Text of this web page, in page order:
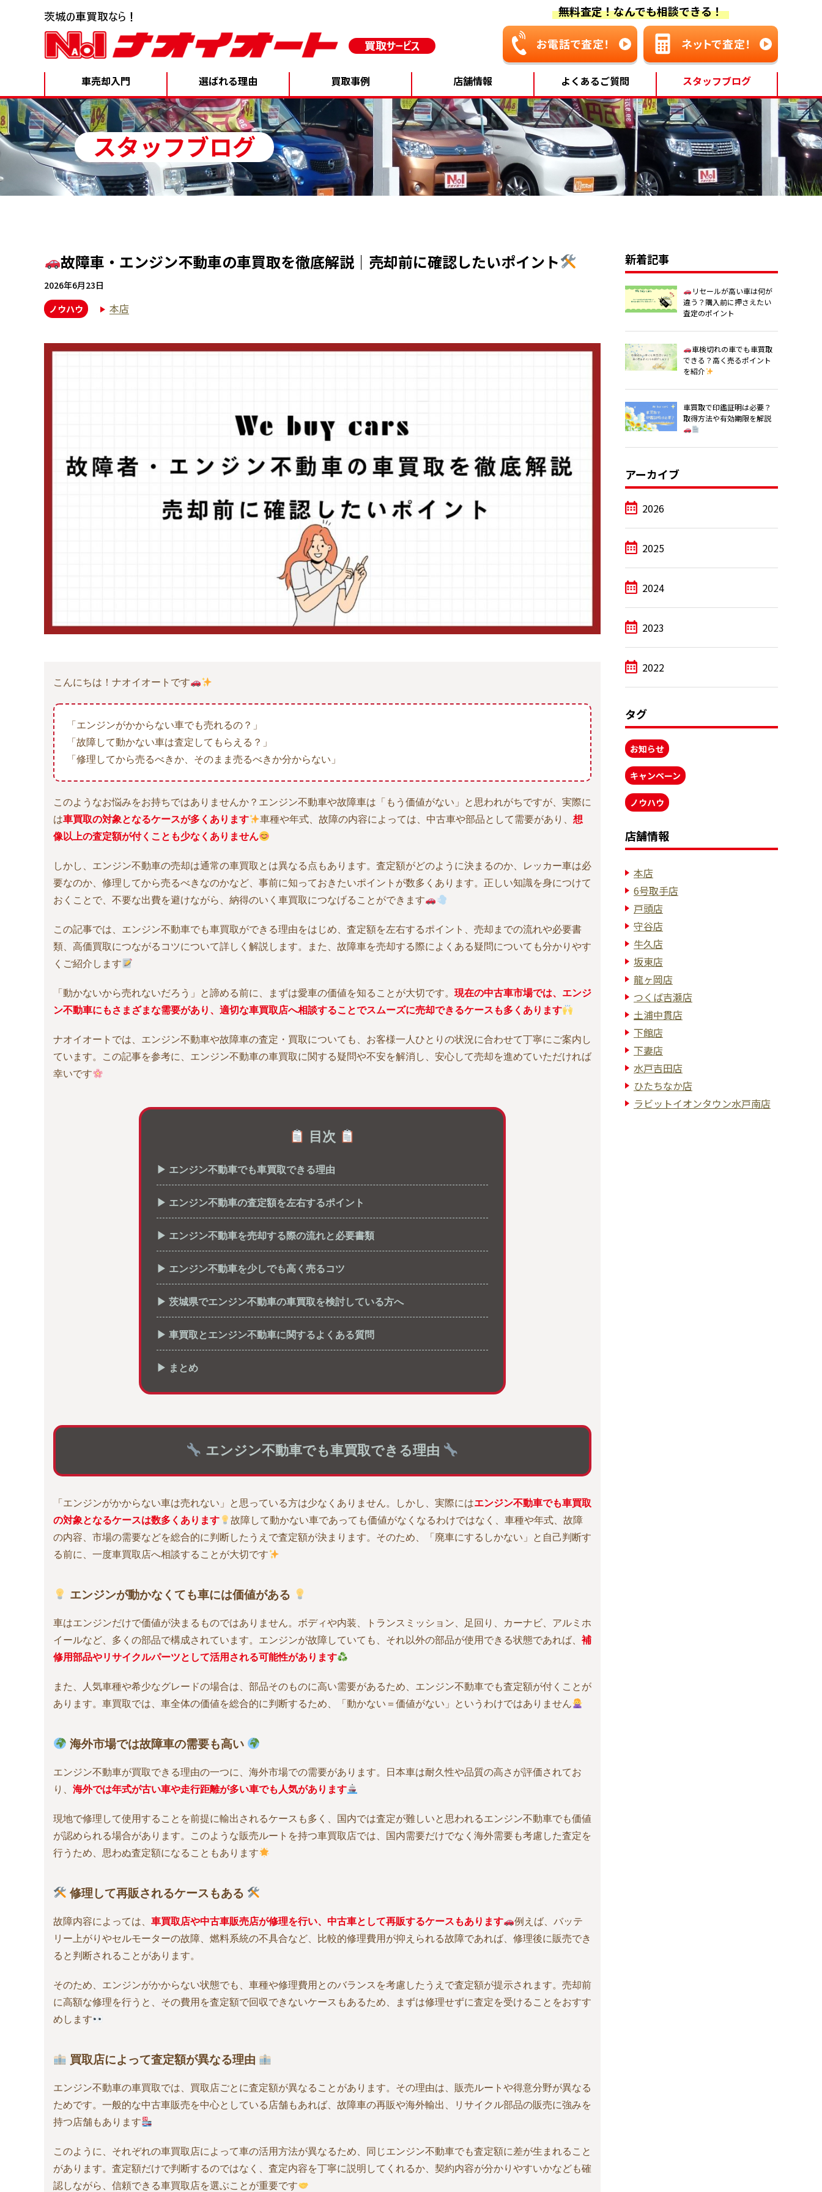
無料査定！なんでも相談できる！
車売却入門 選ばれる理由 買取事例 店舗情報 よくあるご質問 スタッフブログ
スタッフブログ
故障車・エンジン不動車の車買取を徹底解説｜売却前に確認したいポイント
2026年6月23日
ノウハウ
本店
こんにちは！ナオイオートです
「エンジンがかからない車でも売れるの？」
「故障して動かない車は査定してもらえる？」
「修理してから売るべきか、そのまま売るべきか分からない」
このようなお悩みをお持ちではありませんか？エンジン不動車や故障車は「もう価値がない」と思われがちですが、実際に
は車買取の対象となるケースが多くあります 車種や年式、故障の内容によっては、中古車や部品として需要があり、想
像以上の査定額が付くことも少なくありません
しかし、エンジン不動車の売却は通常の車買取とは異なる点もあります。査定額がどのように決まるのか、レッカー車は必
要なのか、修理してから売るべきなのかなど、事前に知っておきたいポイントが数多くあります。正しい知識を身につけて
おくことで、不要な出費を避けながら、納得のいく車買取につなげることができます
この記事では、エンジン不動車でも車買取ができる理由をはじめ、査定額を左右するポイント、売却までの流れや必要書
類、高価買取につながるコツについて詳しく解説します。また、故障車を売却する際によくある疑問についても分かりやす
くご紹介します
「動かないから売れないだろう」と諦める前に、まずは愛車の価値を知ることが大切です。 現在の中古車市場では、エンジ
ン不動車にもさまざまな需要があり、適切な車買取店へ相談することでスムーズに売却できるケースも多くあります
ナオイオートでは、エンジン不動車や故障車の査定・買取についても、お客様一人ひとりの状況に合わせて丁寧にご案内し
ています。この記事を参考に、エンジン不動車の車買取に関する疑問や不安を解消し、安心して売却を進めていただければ
幸いです
目次
▶ エンジン不動車でも車買取できる理由
▶ エンジン不動車の査定額を左右するポイント
▶ エンジン不動車を売却する際の流れと必要書類
▶ エンジン不動車を少しでも高く売るコツ
▶ 茨城県でエンジン不動車の車買取を検討している方へ
▶ 車買取とエンジン不動車に関するよくある質問
▶ まとめ
エンジン不動車でも車買取できる理由
「エンジンがかからない車は売れない」と思っている方は少なくありません。しかし、実際にはエンジン不動車でも車買取
の対象となるケースは数多くあります
故障して動かない車であっても価値がなくなるわけではなく、車種や年式、故障
の内容、市場の需要などを総合的に判断したうえで査定額が決まります。そのため、「廃車にするしかない」と自己判断す
る前に、一度車買取店へ相談することが大切です
エンジンが動かなくても車には価値がある
車はエンジンだけで価値が決まるものではありません。ボディや内装、トランスミッション、足回り、カーナビ、アルミホ
イールなど、多くの部品で構成されています。エンジンが故障していても、それ以外の部品が使用できる状態であれば、 補
修用部品やリサイクルパーツとして活用される可能性があります
また、人気車種や希少なグレードの場合は、部品そのものに高い需要があるため、エンジン不動車でも査定額が付くことが
あります。車買取では、車全体の価値を総合的に判断するため、「動かない＝価値がない」というわけではありません
海外市場では故障車の需要も高い
エンジン不動車が買取できる理由の一つに、海外市場での需要があります。日本車は耐久性や品質の高さが評価されてお
り、 海外では年式が古い車や走行距離が多い車でも人気があります
現地で修理して使用することを前提に輸出されるケースも多く、国内では査定が難しいと思われるエンジン不動車でも価値
が認められる場合があります。このような販売ルートを持つ車買取店では、国内需要だけでなく海外需要も考慮した査定を
行うため、思わぬ査定額になることもあります
修理して再販されるケースもある
故障内容によっては、 車買取店や中古車販売店が修理を行い、中古車として再販するケースもあります
例えば、バッテ
リー上がりやセルモーターの故障、燃料系統の不具合など、比較的修理費用が抑えられる故障であれば、修理後に販売でき
ると判断されることがあります。
そのため、エンジンがかからない状態でも、車種や修理費用とのバランスを考慮したうえで査定額が提示されます。売却前
に高額な修理を行うと、その費用を査定額で回収できないケースもあるため、まずは修理せずに査定を受けることをおすす
めします
買取店によって査定額が異なる理由
エンジン不動車の車買取では、買取店ごとに査定額が異なることがあります。その理由は、販売ルートや得意分野が異なる
ためです。一般的な中古車販売を中心としている店舗もあれば、故障車の再販や海外輸出、リサイクル部品の販売に強みを
持つ店舗もあります
このように、それぞれの車買取店によって車の活用方法が異なるため、同じエンジン不動車でも査定額に差が生まれること
があります。査定額だけで判断するのではなく、査定内容を丁寧に説明してくれるか、契約内容が分かりやすいかなども確
認しながら、信頼できる車買取店を選ぶことが重要です
新着記事
リセールが高い車は何が
違う？購入前に押さえたい
査定のポイント
車検切れの車でも車買取
できる？高く売るポイント
を紹介
車買取で印鑑証明は必要？
取得方法や有効期限を解説
アーカイブ
2026
2025
2024
2023
2022
タグ
お知らせ
キャンペーン
ノウハウ
店舗情報
本店
6号取手店
戸頭店
守谷店
牛久店
坂東店
龍ヶ岡店
つくば吉瀬店
土浦中貫店
下館店
下妻店
水戸吉田店
ひたちなか店
ラビットイオンタウン水戸南店